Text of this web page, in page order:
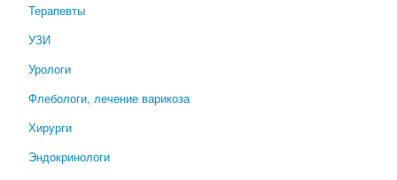
Терапевты
УЗИ
Урологи
Флебологи, лечение варикоза
Хирурги
Эндокринологи